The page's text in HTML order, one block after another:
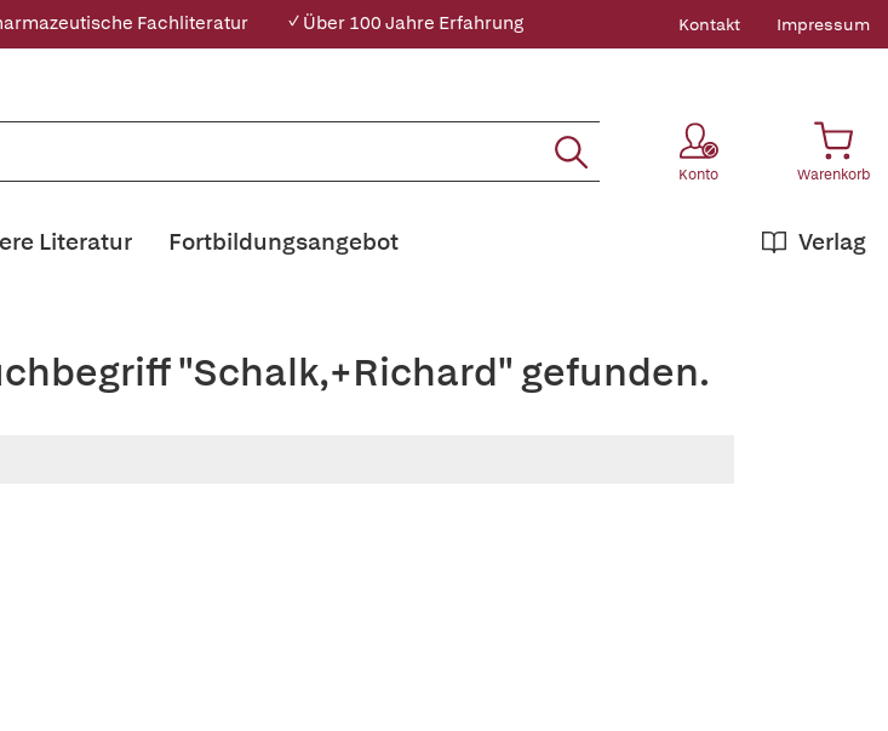
Fachliteratur ✓ Über 100 Jahre Erfahrung Kontakt Impressum
Konto Warenkorb
Literatur Verlag
Fortbildungsangebot
"Schalk,+Richard" gefunden.